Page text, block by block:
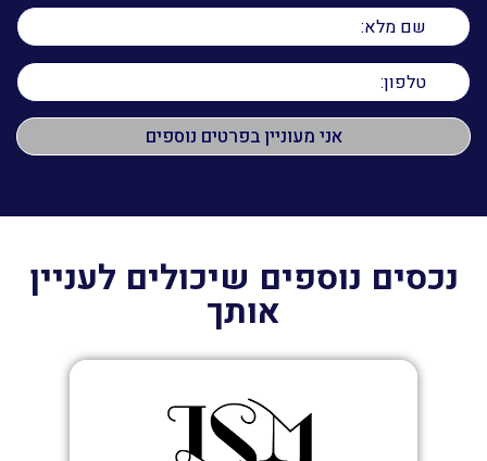
נכסים נוספים שיכולים לעניין
אותך